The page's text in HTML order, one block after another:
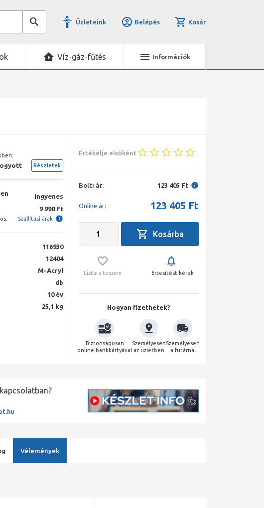
Üzleteink Belépés Kosár
Víz-gáz-fűtés Információk
Részletek
ingyenes
9 990 Ft
Szállítási árak
116930
12404
M-Acryl
db
10 év
25,1 kg
Értékelje elsőként
Bolti ár: 123 405 Ft
Online ár: 123 405 Ft
Listára teszem Értesítést kérek
Hogyan fizethetek?
Biztonságosan
online bankkártyával
Személyesen
az üzletben
Személyesen
a futárnál
Vélemények